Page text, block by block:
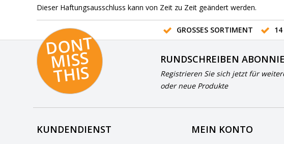
Dieser Haftungsausschluss kann von Zeit zu Zeit geändert werden.
GROSSES SORTIMENT 14
D
O
N
T
MI
S
S
T
HI
S
RUNDSCHREIBEN
Registrieren Sie sich jetzt für
oder neue Produkte
KUNDENDIENST MEIN KONTO